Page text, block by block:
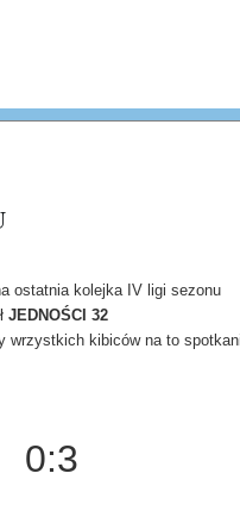
ostatnia kolejka IV ligi sezonu
JEDNOŚCI 32
wrzystkich kibiców na to
0:3